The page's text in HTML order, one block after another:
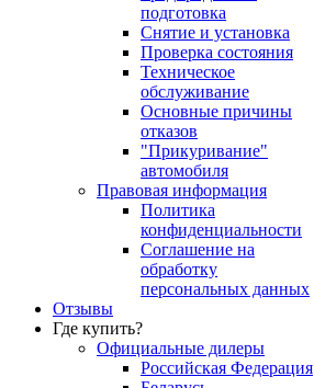
подготовка
Снятие и установка
Проверка состояния
Техническое
обслуживание
Основные причины
отказов
"Прикуривание"
автомобиля
Правовая информация
Политика
конфиденциальности
Соглашение на
обработку
персональных данных
Отзывы
Где купить?
Официальные дилеры
Российская Федерация